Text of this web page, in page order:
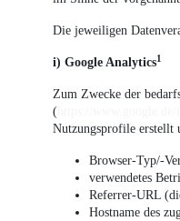
Die jeweiligen
i) Google Analytics1
Zum Zwecke der
( https://
Nutzungsprofile erstellt
Browser-Typ/-
verwendetes
Referrer-URL
Hostname des